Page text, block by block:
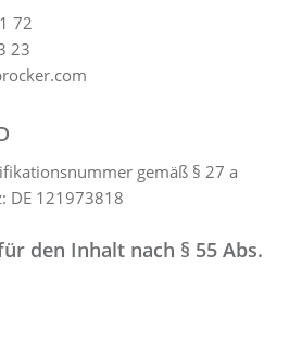
72
23
gemäß § 27 a
DE 121973818
den Inhalt nach § 55 Abs.